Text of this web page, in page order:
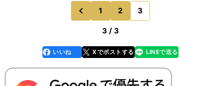
前
のページへ
1 2 3
3 / 3
faceboo
k
いいね Xでポストする
line LINEで送る